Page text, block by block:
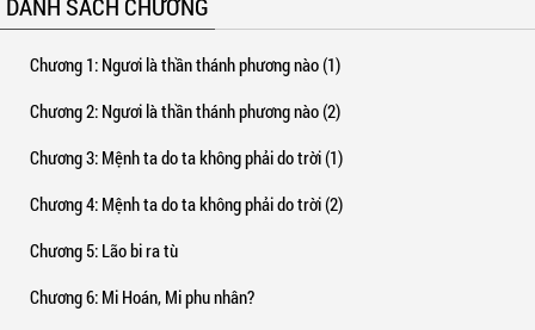
nhau.
Chương 1: Ngươi là thần thánh phương nào (1)
Chương 2: Ngươi là thần thánh phương nào (2)
Chương 3: Mệnh ta do ta không phải do trời (1)
Chương 4: Mệnh ta do ta không phải do trời (2)
Chương 5: Lão bi ra tù
Chương 6: Mi Hoán, Mi phu nhân?